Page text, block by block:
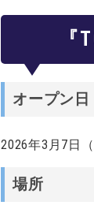
『
オープン日
2026年3月7日（
場所